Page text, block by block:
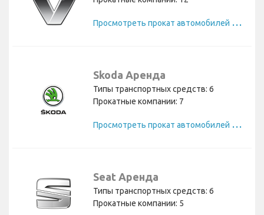
П
росмотреть прокат автомобилей Renault
Skoda Аренда
Типы транспортных средств: 6
Прокатные компании: 7
П
росмотреть прокат автомобилей Skoda
Seat Аренда
Типы транспортных средств: 6
Прокатные компании: 5